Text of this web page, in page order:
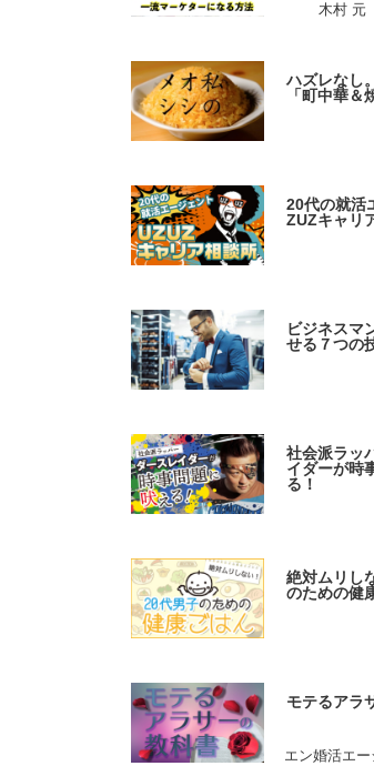
木村 元
ハズレなし
「町中華＆
20代の就活
ZUZキャリ
ビジネスマ
せる７つの
社会派ラッ
イダーが時
る！
絶対ムリし
のための健
モテるアラ
エン婚活エ